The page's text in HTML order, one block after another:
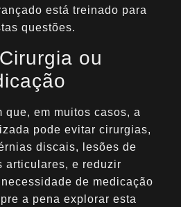
está treinado para
questões.
ou
que, em muitos casos, a
pode evitar cirurgias,
discais, lesões de
articulares, e reduzir
de medicação
a pena explorar esta